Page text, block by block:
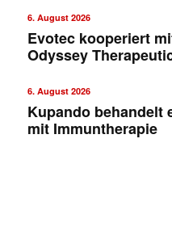
6. August 2026
Evotec kooperiert
Odyssey
6. August 2026
Kupando behandelt
mit Immuntherapie